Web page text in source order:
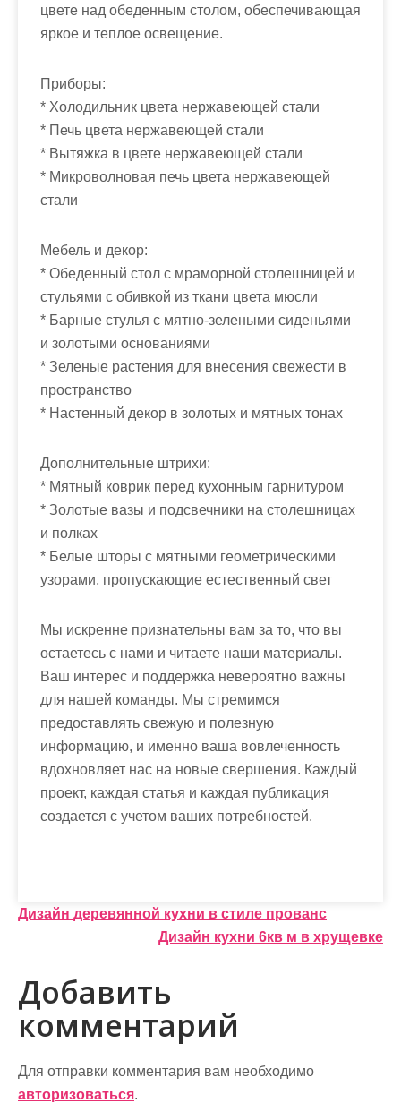
цвете над обеденным столом, обеспечивающая
яркое и теплое освещение.
Приборы:
* Холодильник цвета нержавеющей стали
* Печь цвета нержавеющей стали
* Вытяжка в цвете нержавеющей стали
* Микроволновая печь цвета нержавеющей
стали
Мебель и декор:
* Обеденный стол с мраморной столешницей и
стульями с обивкой из ткани цвета мюсли
* Барные стулья с мятно-зелеными сиденьями
и золотыми основаниями
* Зеленые растения для внесения свежести в
пространство
* Настенный декор в золотых и мятных тонах
Дополнительные штрихи:
* Мятный коврик перед кухонным гарнитуром
* Золотые вазы и подсвечники на столешницах
и полках
* Белые шторы с мятными геометрическими
узорами, пропускающие естественный свет
Мы искренне признательны вам за то, что вы
остаетесь с нами и читаете наши материалы.
Ваш интерес и поддержка невероятно важны
для нашей команды. Мы стремимся
предоставлять свежую и полезную
информацию, и именно ваша вовлеченность
вдохновляет нас на новые свершения. Каждый
проект, каждая статья и каждая публикация
создается с учетом ваших потребностей.
Н
в
и
а
Дизайн деревянной кухни в стиле прованс
Дизайн кухни 6кв м в хрущевке
Добавить
комментарий
Для отправки комментария вам необходимо
авторизоваться.